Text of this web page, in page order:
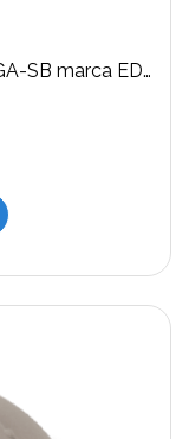
Base para detector de incendio SIGA-SB marca EDWARDS